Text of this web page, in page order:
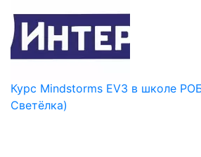
Курс Mindstorms EV3 в школе
Светёлка)